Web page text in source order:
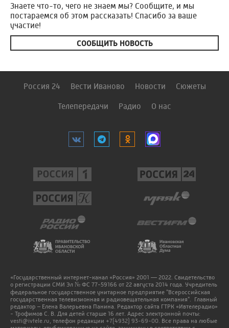
Знаете что-то, чего не знаем мы? Сообщите, и мы
постараемся об этом рассказать! Спасибо за ваше
участие!
СООБЩИТЬ НОВОСТЬ
Россия 24 Вести Иваново Новости Сюжеты
Телепередачи Радио О нас
«Государственный интернет-канал «Россия» 2001 — 2022. Свидетельство
о регистрации СМИ Эл № ФС 77-59166 от 22 августа 2014 года. Учредитель
федеральное государственное унитарное предприятие "Всероссийская
государственная телевизионная и радиовещательная компания". Главный
редактор – Елена Валерьевна Панина. Редактор сайта ГТРК «Ивтелерадио»
- Трофимов С. В. Для детей старше 16 лет. Адрес электронной почты:
vesti@ivtele.ru , телефон редакции +7(4932) 93-69-00 . Все права на любые